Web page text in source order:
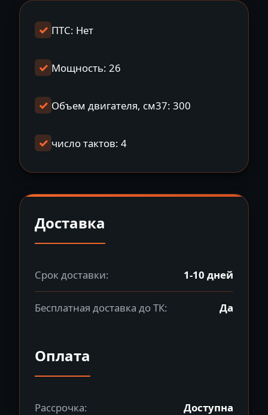
ПТС: Нет
Мощность: 26
Объем двигателя, см37: 300
число тактов: 4
Доставка
Срок доставки: 1-10 дней
Бесплатная доставка до ТК: Да
Оплата
Рассрочка: Доступна